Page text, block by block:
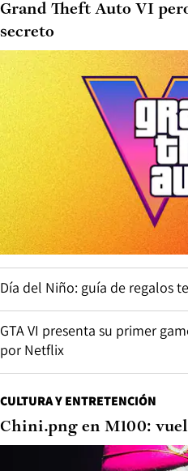
Grand Theft Auto VI
secreto
Día del Niño: guía de regalos
GTA VI presenta su primer
por Netflix
CULTURA Y ENTRETENCIÓN
Chini.png en M100: